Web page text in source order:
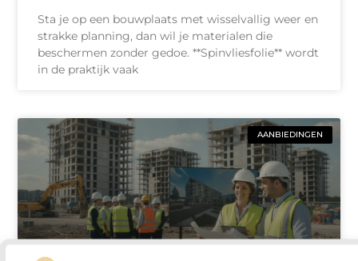
Sta je op een bouwplaats met wisselvallig weer en
strakke planning, dan wil je materialen die
beschermen zonder gedoe. **Spinvliesfolie** wordt
in de praktijk vaak
AANBIEDINGEN